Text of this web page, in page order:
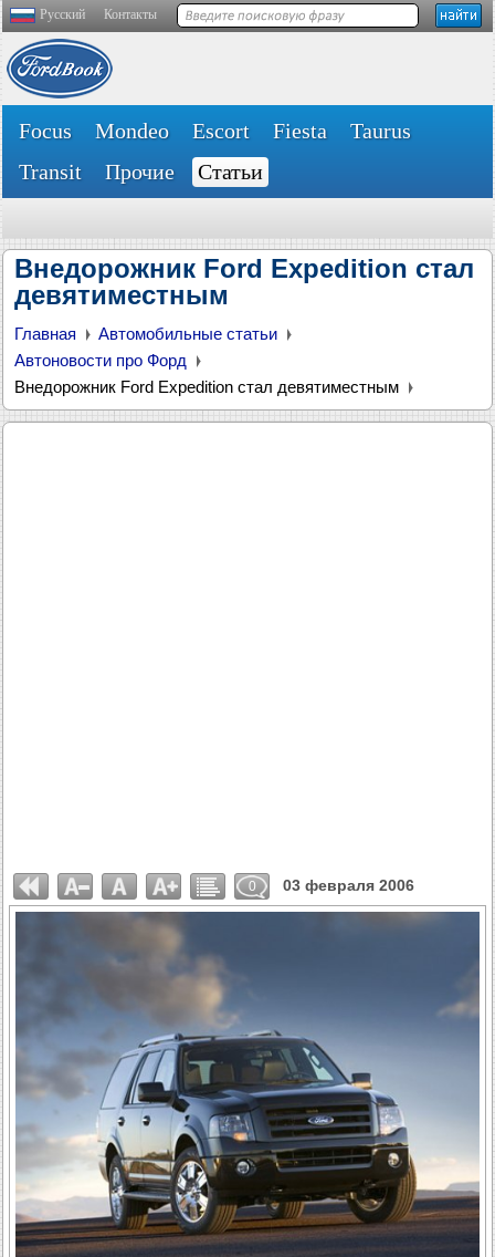
Русский Контакты
Focus Mondeo Escort Fiesta
Taurus
Transit
Прочие Статьи
Внедорожник Ford Expedition стал
девятиместным
Главная
Автомобильные статьи
Автоновости про Форд
Внедорожник Ford Expedition стал девятиместным
0 03 февраля 2006